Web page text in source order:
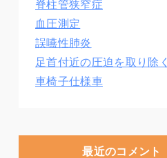
脊柱管狭窄症
血圧測定
誤嚥性肺炎
足首付近の圧迫を取り除く
車椅子仕様車
最近のコメント